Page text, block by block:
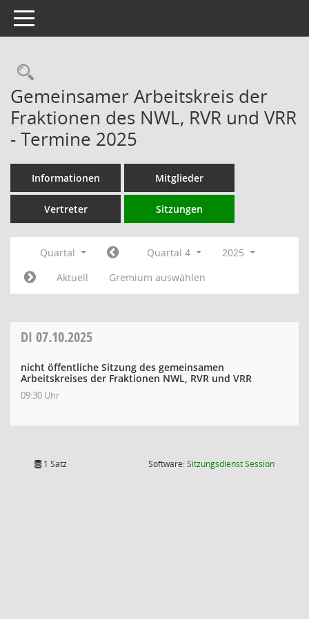
Toggle navigation
Rechercheauswahl
Gemeinsamer Arbeitskreis der
Fraktionen des NWL, RVR und VRR
- Termine 2025
Informationen Mitglieder
Vertreter Sitzungen
Quartal Quartal 4
2025
Aktuell
Gremium auswählen
DI 07.10.2025
nicht öffentliche Sitzung des gemeinsamen
Arbeitskreises der Fraktionen NWL, RVR und VRR
09:30 Uhr
1 Satz Software:SitzungsdienstSession(Wird in